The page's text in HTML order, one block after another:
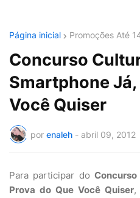
Página inicial Promoções Até
Concurso
Smartphone Já,
Você Quiser
por enaleh - abril 09, 2012
Para participar do
Prova do Que Você Quiser,